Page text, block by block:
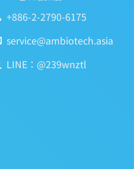
+886-2-2790-6175
service@ambiotech.asia
LINE：@239wnztl